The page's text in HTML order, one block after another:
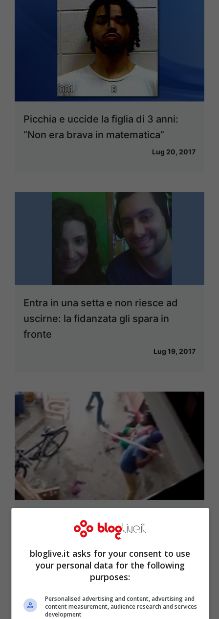
Picchia e uccide la figlia di 3 anni:
“Non era brava in matematica”
Lug 20, 2017
Entra in una setta e non riesce ad
uscirne: la fidanzata gli spara in
fronte
Lug 19, 2017
India, il cognato la picchia perché
incinta: il video choc
Lug 18, 2017
bloglive.it asks for your consent to use
your personal data for the following
purposes:
Personalised advertising and content, advertising and
content measurement, audience research and services
development